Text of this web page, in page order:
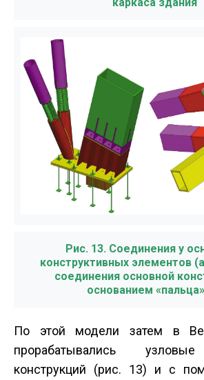
Рис. 13. Соединения у
конструктивных элементов
соединения основной
основанием
По этой модели затем в
прорабатывались
конструкций (рис. 13) и с